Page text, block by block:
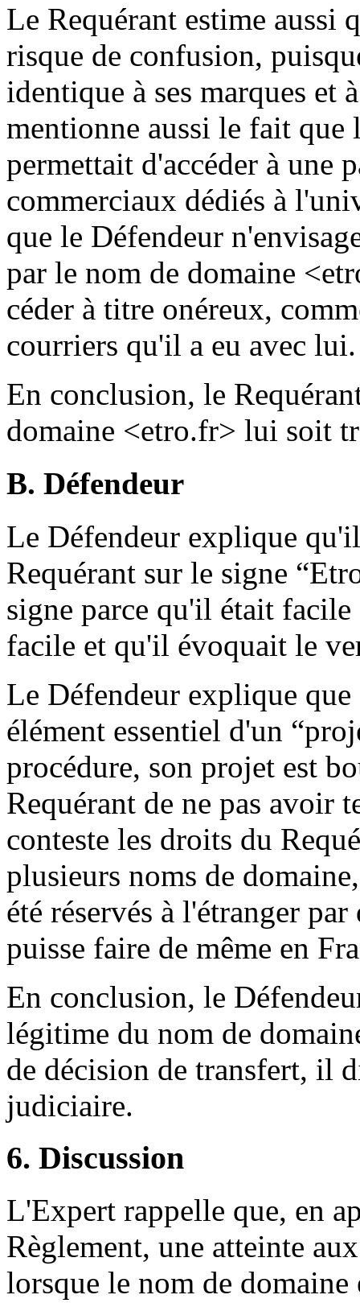
Le Requérant estime aussi
risque de confusion,
identique à ses marques et
mentionne aussi le fait
permettait d'accéder à une
commerciaux dédiés à
que le Défendeur
par le nom de domaine
céder à titre onéreux,
courriers qu'il a eu avec lui.
En conclusion, le
domaine <etro.fr> lui soit
B. Défendeur
Le Défendeur explique
Requérant sur le signe
signe parce qu'il était
facile et qu'il évoquait le
Le Défendeur explique
élément essentiel d'un
procédure, son projet est
Requérant de ne pas avoir
conteste les droits du
plusieurs noms de
été réservés à l'étranger
puisse faire de même en
En conclusion, le
légitime du nom de
de décision de transfert, il
judiciaire.
6. Discussion
L'Expert rappelle que, en
Règlement, une atteinte
lorsque le nom de